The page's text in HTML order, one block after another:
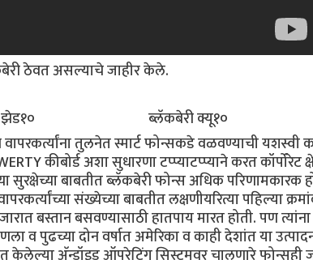
ठेवत असल्याचे जाहीर केले.
झेड१० ब्लॅकबेरी क्यू१०
तुलनेत स्मार्ट फोन्सकडे वळवण्याची यशस्वी
कीबोर्ड अशा सुधारणा टप्प्याटप्प्याने करत कॉर्पोरेट
बाबतीत ब्लॅकबेरी फोन्स अधिक परिणामकारक
संख्येच्या बाबतीत लक्षणीयरित्या पहिल्या
बस्तान बसवण्यासाठी हातपाय मारत होती. पण
पुढच्या दोन वर्षात अमेरिका व काही देशांत या